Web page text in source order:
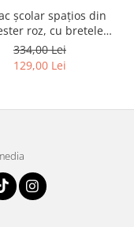
școlar spațios din
roz, cu bretele
- Peterson PTR-
8610-1327 PINK
334,00 Lei
129,00 Lei